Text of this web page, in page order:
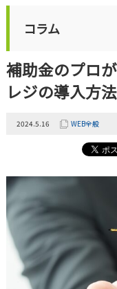
コラム
補助金のプロ
レジの導入方
2024.5.16 WEB全般